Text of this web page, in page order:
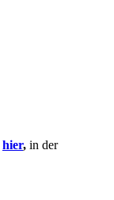
hier, in der